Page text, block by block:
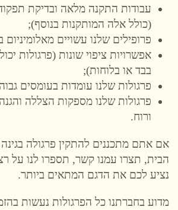
עבודות התקנה מלאה ובדיקת
(כולל אלה המותקנות בנוסף);
פרופילים שלנו עשויים מאלומיניום
אפשרויות ציפוי שונות (פרגולות
בבד או בלוחות);
פרגולות שלנו עומדות בעומסים
פרגולות שלנו מספקות הצללה
ורוח.
אם אתם מתכננים להתקין פרגולה
הבית, תצרו עמנו קשר, תספרו לנו על
נציע לכם את הדגם המתאים ביותר.
מדוע בחברתנו כל הפרגולות נעשות